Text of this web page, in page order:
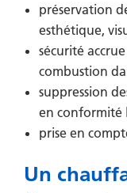
préservation
esthétique,
sécurité
combustion
suppression
en conformité
prise en
Un